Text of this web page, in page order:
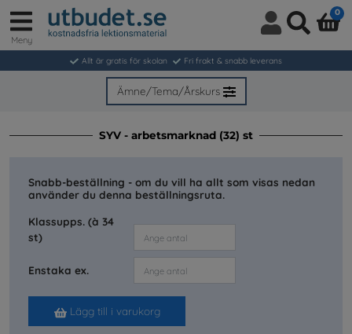
in
/
Meny
0
Allt är gratis för skolan Fri frakt & snabb leverans
Ämne/Tema/Årskurs
SYV - arbetsmarknad (32) st
Snabb-beställning - om du vill ha allt som visas nedan
använder du denna beställningsruta.
Klassupps. (à 34
st)
Enstaka ex.
Lägg till i varukorg